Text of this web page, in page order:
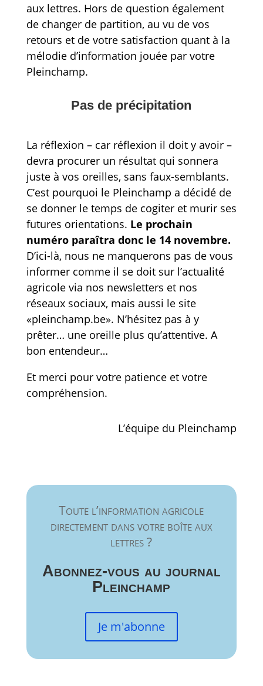
aux lettres. Hors de question également
de changer de partition, au vu de vos
retours et de votre satisfaction quant à la
mélodie d’information jouée par votre
Pleinchamp.
Pas de précipitation
La réflexion – car réflexion il doit y avoir –
devra procurer un résultat qui sonnera
juste à vos oreilles, sans faux-semblants.
C’est pourquoi le Pleinchamp a décidé de
se donner le temps de cogiter et murir ses
futures orientations. Le prochain
numéro paraîtra donc le 14 novembre.
D’ici-là, nous ne manquerons pas de vous
informer comme il se doit sur l’actualité
agricole via nos newsletters et nos
réseaux sociaux, mais aussi le site
«pleinchamp.be». N’hésitez pas à y
prêter… une oreille plus qu’attentive. A
bon entendeur…
Et merci pour votre patience et votre
compréhension.
L’équipe du Pleinchamp
Toute l’information agricole
directement dans votre boîte aux
lettres ?
Abonnez-vous au journal
Pleinchamp
Je m'abonne